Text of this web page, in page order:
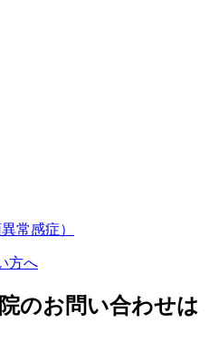
常感症）
のお問い合わせは